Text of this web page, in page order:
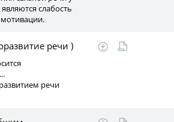
слабость
речи )
речи